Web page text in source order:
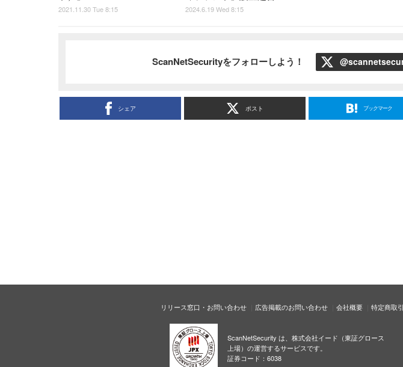
2021.11.30 Tue 8:15 2024.6.19 Wed 8:15
ScanNetSecurityをフォローしよう！
シェア ポスト ブックマーク
リリース窓口・お問い合わせ 広告掲載のお問い合わせ 会社概要 特定商取
ScanNetSecurity は、株式会社イード（東証グロース
上場）の運営するサービスです。
証券コード：6038